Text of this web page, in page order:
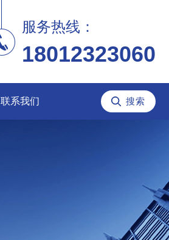
服务热线：
18012323060
联系我们